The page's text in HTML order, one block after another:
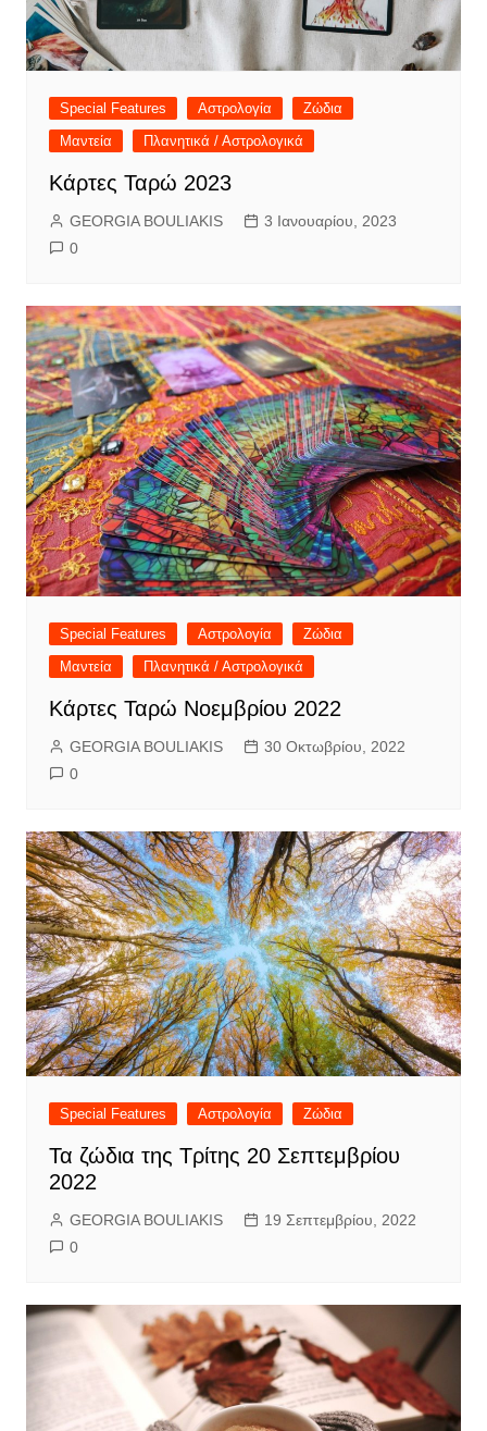
Special Features Αστρολογία
Ζώδια
Μαντεία
Πλανητικά / Αστρολογικά
Κάρτες Ταρώ 2023
GEORGIA BOULIAKIS
3 Ιανουαρίου, 2023
0
Special Features Αστρολογία
Ζώδια
Μαντεία
Πλανητικά / Αστρολογικά
Κάρτες Ταρώ Νοεμβρίου 2022
GEORGIA BOULIAKIS
30 Οκτωβρίου, 2022
0
Special Features Αστρολογία Ζώδια
Τα ζώδια της Τρίτης 20 Σεπτεμβρίου
2022
GEORGIA BOULIAKIS
19 Σεπτεμβρίου, 2022
0